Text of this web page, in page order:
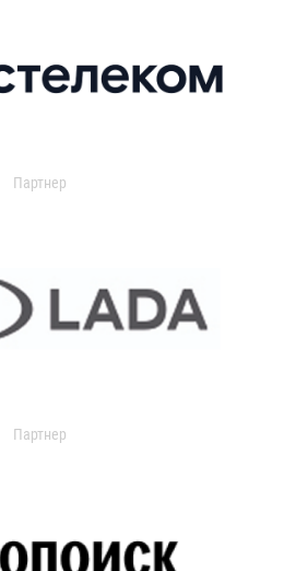
Партнер
Партнер